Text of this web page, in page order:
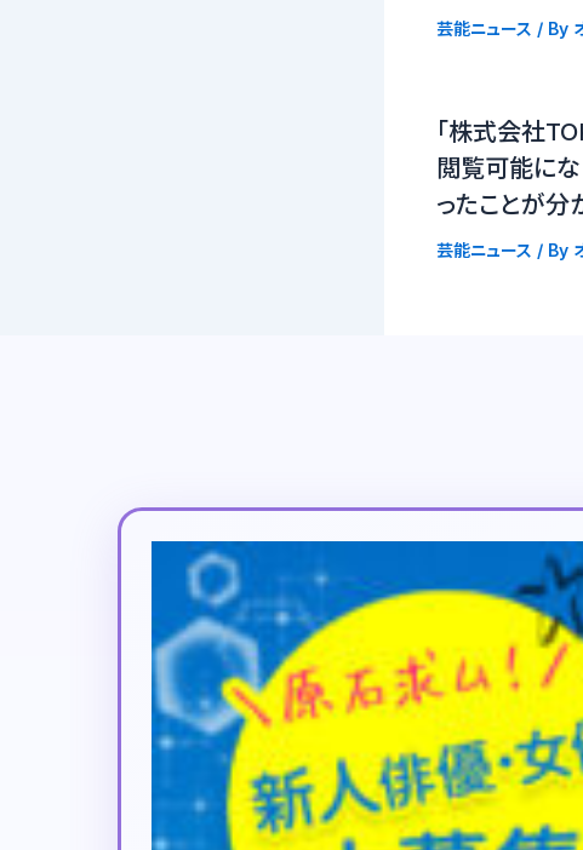
芸能ニュース / By
「株式会社
閲覧可能に
ったことが分
芸能ニュース / By